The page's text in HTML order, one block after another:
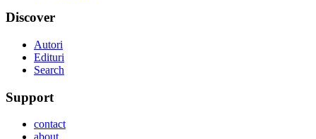
Discover
Autori
Edituri
Search
Support
contact